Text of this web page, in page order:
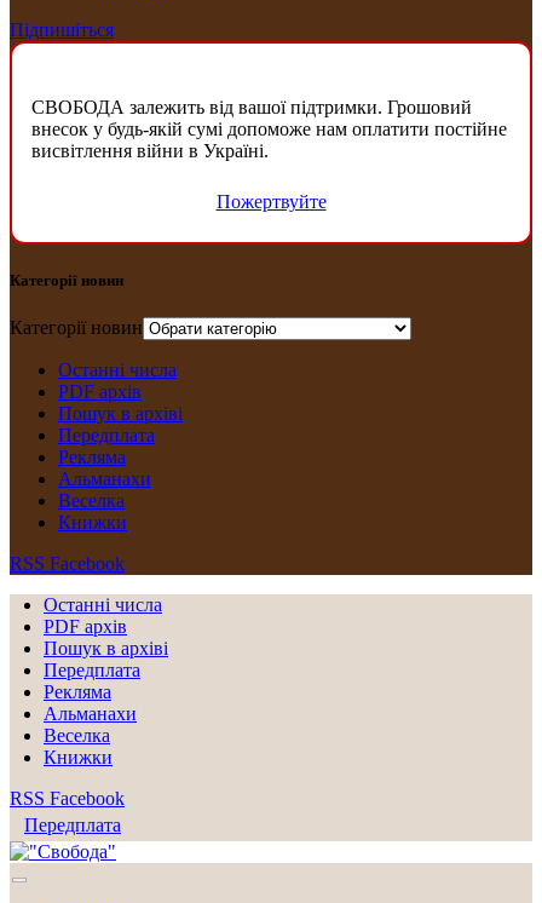
Підпишіться
СВОБОДА залежить від вашої підтримки. Грошовий
внесок у будь-якій сумі допоможе нам оплатити постійне
висвітлення війни в Україні.
Пожертвуйте
Категорії новин
Категорії новин
Останні числа
PDF архів
Пошук в архіві
Передплата
Рекляма
Альманахи
Веселка
Книжки
RSS Facebook
Останні числа
PDF архів
Пошук в архіві
Передплата
Рекляма
Альманахи
Веселка
Книжки
RSS Facebook
Передплата